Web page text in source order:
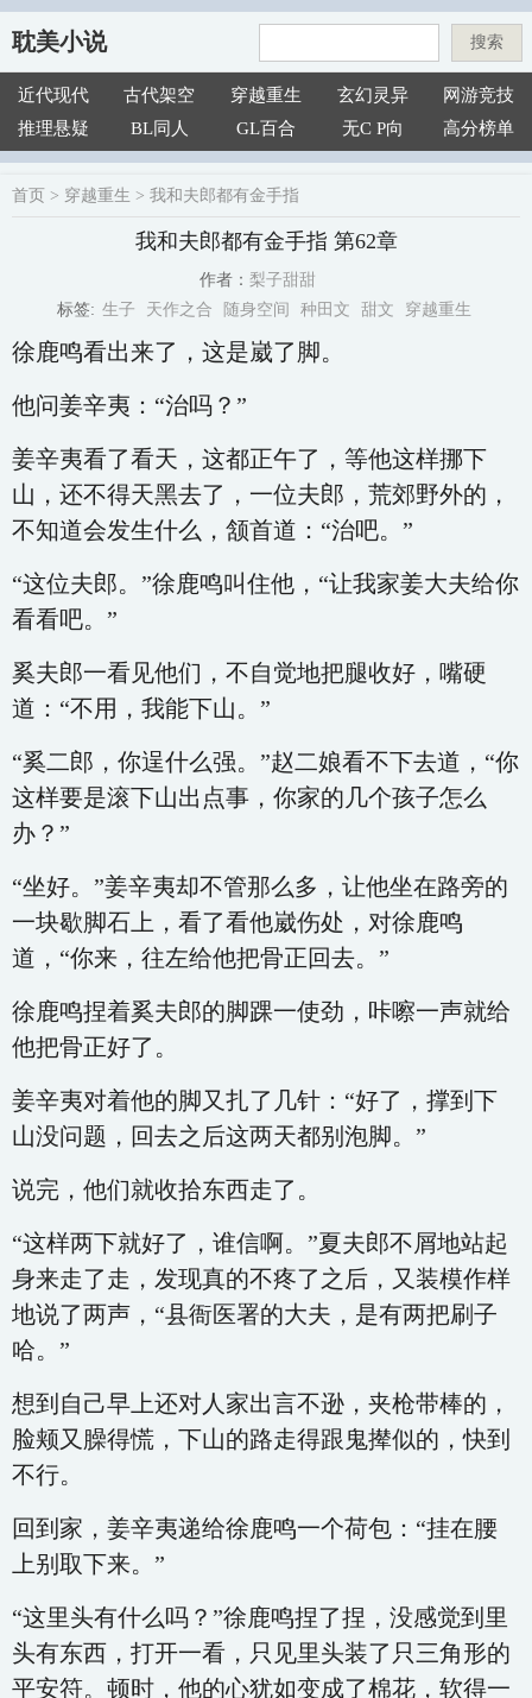
耽美小说 搜索
近代现代 古代架空 穿越重生 玄幻灵异
网游竞技
推理悬疑
BL同人 GL百合 无C P向 高分榜单
首页 > 穿越重生 > 我和夫郎都有金手指
我和夫郎都有金手指 第62章
作者： 梨子甜甜
标签: 生子 天作之合 随身空间 种田文 甜文 穿越重生
徐鹿鸣看出来了，这是崴了脚。
他问姜辛夷：“治吗？”
姜辛夷看了看天，这都正午了，等他这样挪下
山，还不得天黑去了，一位夫郎，荒郊野外的，
不知道会发生什么，颔首道：“治吧。”
“这位夫郎。”徐鹿鸣叫住他，“让我家姜大夫给你
看看吧。”
奚夫郎一看见他们，不自觉地把腿收好，嘴硬
道：“不用，我能下山。”
“奚二郎，你逞什么强。”赵二娘看不下去道，“你
这样要是滚下山出点事，你家的几个孩子怎么
办？”
“坐好。”姜辛夷却不管那么多，让他坐在路旁的
一块歇脚石上，看了看他崴伤处，对徐鹿鸣
道，“你来，往左给他把骨正回去。”
徐鹿鸣捏着奚夫郎的脚踝一使劲，咔嚓一声就给
他把骨正好了。
姜辛夷对着他的脚又扎了几针：“好了，撑到下
山没问题，回去之后这两天都别泡脚。”
说完，他们就收拾东西走了。
“这样两下就好了，谁信啊。”夏夫郎不屑地站起
身来走了走，发现真的不疼了之后，又装模作样
地说了两声，“县衙医署的大夫，是有两把刷子
哈。”
想到自己早上还对人家出言不逊，夹枪带棒的，
脸颊又臊得慌，下山的路走得跟鬼撵似的，快到
不行。
回到家，姜辛夷递给徐鹿鸣一个荷包：“挂在腰
上别取下来。”
“这里头有什么吗？”徐鹿鸣捏了捏，没感觉到里
头有东西，打开一看，只见里头装了只三角形的
平安符。顿时，他的心犹如变成了棉花，软得一